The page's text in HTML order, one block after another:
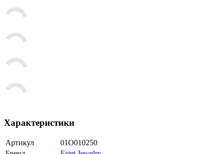
Характеристики
Артикул
01О010250